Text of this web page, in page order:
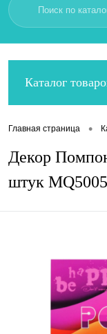
Каталог
Главная страница •
Декор
штук MQ5005